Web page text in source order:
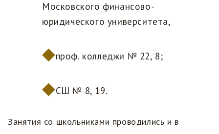
Московского финансово-
юридического университета,
проф. колледжи № 22, 8;
СШ № 8, 19.
Занятия со школьниками проводились и в